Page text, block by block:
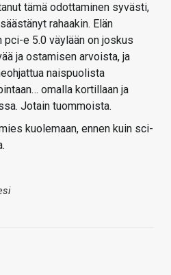
tämä odottaminen syvästi,
rahaakin. Elän
e 5.0 väylään on joskus
ja ostamisen arvoista, ja
naispuolista
omalla kortillaan ja
Jotain tuommoista.
kuolemaan, ennen kuin sci-